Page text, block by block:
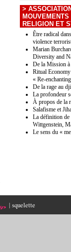
>
RELIGION ET
Être radical
violence
Marian
Diversity and
De la Mission à
Ritual
« Re-
De la rage au
La profondeur
À propos de la
Salafisme et
La définition de
Wittgenstein,
Le sens du «
| squelette